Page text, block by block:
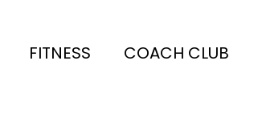
FITNESS COACH CLUB